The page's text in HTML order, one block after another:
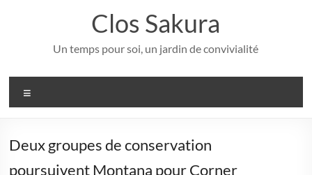
Clos Sakura
Un temps pour soi, un jardin de convivialité
Deux groupes de conservation
poursuivent Montana pour Corner